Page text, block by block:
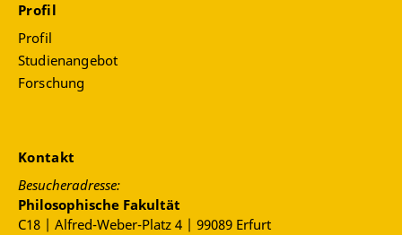
Profil
Profil
Studienangebot
Forschung
Kontakt
Besucheradresse:
Philosophische Fakultät
C18 | Alfred-Weber-Platz 4 | 99089 Erfurt